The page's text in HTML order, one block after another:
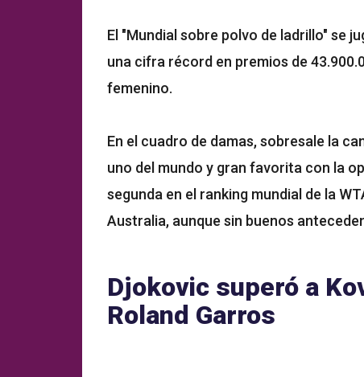
El "Mundial sobre polvo de ladrillo" se
una cifra récord en premios de
femenino.
En el cuadro de damas, sobresale la
uno del mundo y gran favorita con la
segunda en el ranking mundial de la
Australia, aunque sin buenos
Djokovic superó a
Roland Garros